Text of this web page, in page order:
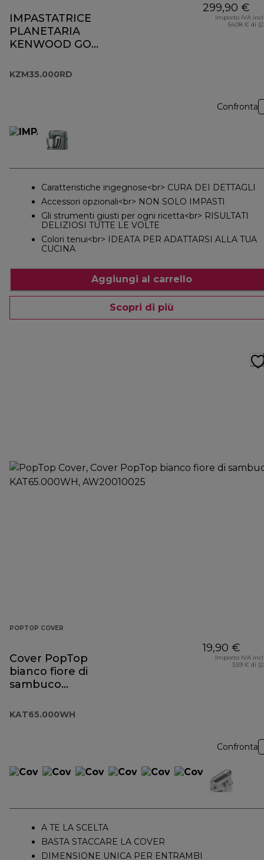
IMPASTATRICE
PLANETARIA
KENWOOD GO
KZM35.000RD
299,90 €
Importo IVA
54,08 € di
Confronta
Caratteristiche ingegnose<br> CURA DEI DETTAGLI
Accessori opzionali<br> NON SOLO IMPASTI
Gli strumenti giusti per ogni ricetta<br> RISULTATI
DELIZIOSI TUTTE LE VOLTE
Colori tenui<br> IDEATA PER ADATTARSI ALLA TUA
CUCINA
Aggiungi al carrello
Scopri di più
POPTOP COVER
Cover PopTop
bianco fiore di
sambuco
KAT65.000WH
19,90 €
Importo IVA
3,59 € di
Confronta
A TE LA SCELTA
BASTA STACCARE LA COVER
DIMENSIONE UNICA PER ENTRAMBI